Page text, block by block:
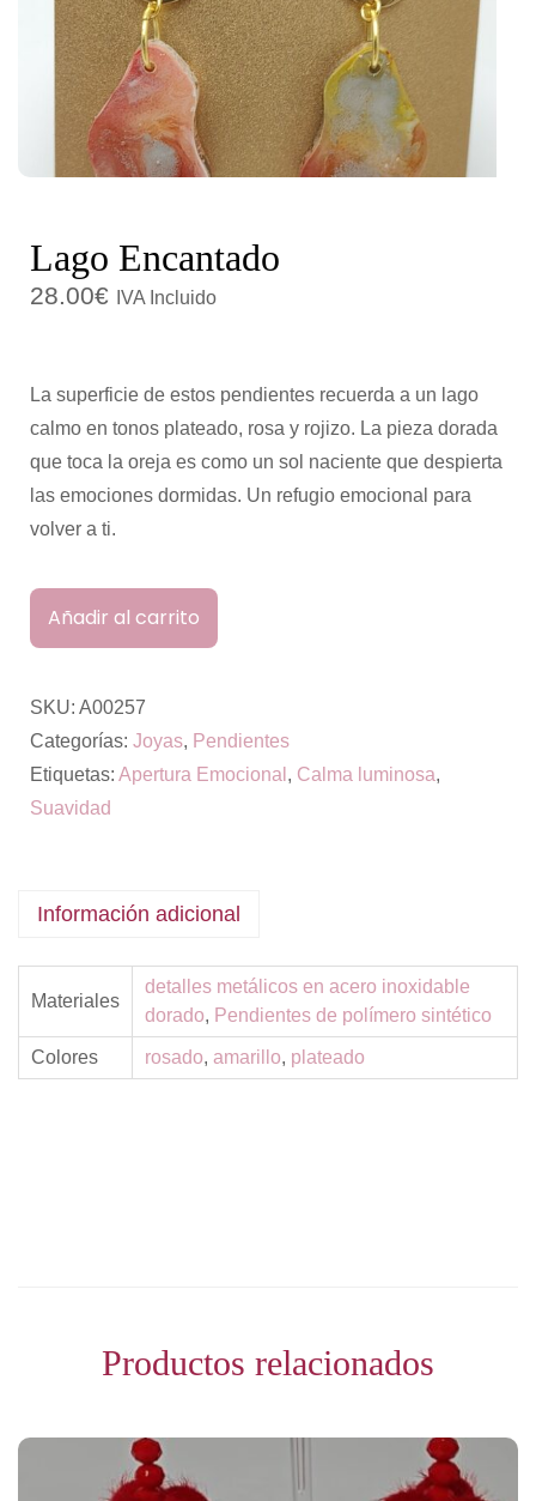
c
i
ó
n
d
o
Lago Encantado
28.00€ IVA Incluido
La superficie de estos pendientes recuerda a un lago
calmo en tonos plateado, rosa y rojizo. La pieza dorada
que toca la oreja es como un sol naciente que despierta
las emociones dormidas. Un refugio emocional para
volver a ti.
Añadir al carrito
SKU: A00257
Categorías: Joyas, Pendientes
Etiquetas: Apertura Emocional , Calma luminosa,
Suavidad
Información adicional
Materiales
detalles metálicos en acero inoxidable
dorado, Pendientes de polímero sintético
Colores rosado, amarillo, plateado
Productos relacionados